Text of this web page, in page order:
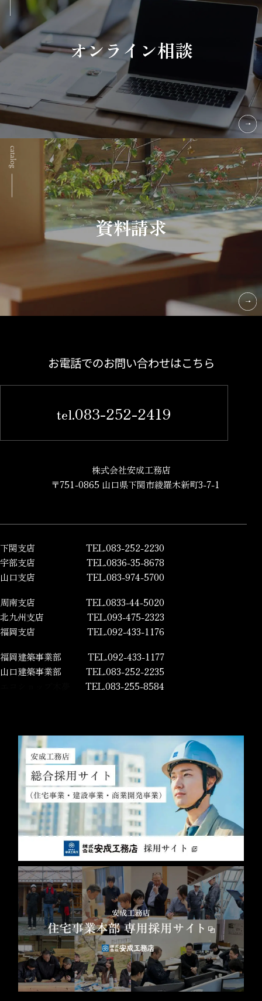
オンライン相談
資料請求
お電話でのお問い合わせはこちら
tel.083-252-2419
株式会社安成工務店
〒751-0865 山口県下関市綾羅木新町3-7-1
下関支店
TEL.083-252-2230
宇部支店
TEL.0836-35-8678
山口支店
TEL.083-974-5700
周南支店
TEL.0833-44-5020
北九州支店
TEL.093-475-2323
福岡支店
TEL.092-433-1176
福岡建築事業部
TEL.092-433-1177
山口建築事業部
TEL.083-252-2235
TEL.083-255-8584